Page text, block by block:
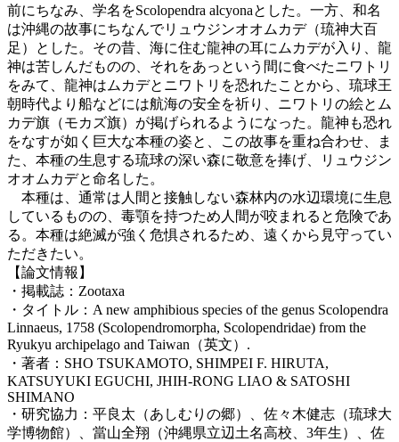
前にちなみ、学名をScolopendra alcyonaとした。一方、和名
は沖縄の故事にちなんでリュウジンオオムカデ（琉神大百
足）とした。その昔、海に住む龍神の耳にムカデが入り、龍
神は苦しんだものの、それをあっという間に食べたニワトリ
をみて、龍神はムカデとニワトリを恐れたことから、琉球王
朝時代より船などには航海の安全を祈り、ニワトリの絵とム
カデ旗（モカズ旗）が掲げられるようになった。龍神も恐れ
をなすが如く巨大な本種の姿と、この故事を重ね合わせ、ま
た、本種の生息する琉球の深い森に敬意を捧げ、リュウジン
オオムカデと命名した。
本種は、通常は人間と接触しない森林内の水辺環境に生息
しているものの、毒顎を持つため人間が咬まれると危険であ
る。本種は絶滅が強く危惧されるため、遠くから見守ってい
ただきたい。
【論文情報】
・掲載誌：Zootaxa
・タイトル：A new amphibious species of the genus Scolopendra
Linnaeus, 1758 (Scolopendromorpha, Scolopendridae) from the
Ryukyu archipelago and Taiwan（英文）.
・著者：SHO TSUKAMOTO, SHIMPEI F. HIRUTA,
KATSUYUKI EGUCHI, JHIH-RONG LIAO & SATOSHI
SHIMANO
・研究協力：平良太（あしむりの郷）、佐々木健志（琉球大
学博物館）、當山全翔（沖縄県立辺土名高校、3年生）、佐